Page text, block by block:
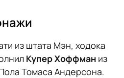
из штата Мэн, ходока
Купер Хоффман из
Томаса Андерсона.